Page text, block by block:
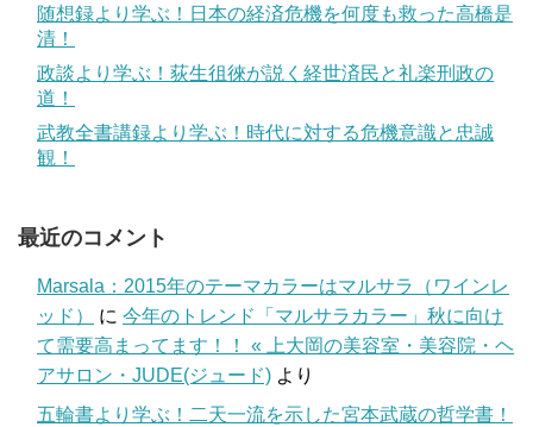
随想録より学ぶ！日本の経済危機を何度も救った高橋是
清！
政談より学ぶ！荻生徂徠が説く経世済民と礼楽刑政の
道！
武教全書講録より学ぶ！時代に対する危機意識と忠誠
観！
最近のコメント
Marsala：2015年のテーマカラーはマルサラ（ワインレ
ッド）
に 今年のトレンド「マルサラカラー」秋に向け
て需要高まってます！！ « 上大岡の美容室・美容院・ヘ
アサロン・JUDE(ジュード) より
五輪書より学ぶ！二天一流を示した宮本武蔵の哲学書！